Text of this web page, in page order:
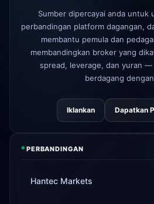
AvaTrade
lesen
hilang
Tickmillkelajuan
24 jam
Sumber dipercayai anda untuk
perbandingan platform dagangan,
membantu pemula dan
membandingkan broker yang
spread, leverage, dan yuran —
berdagang
Iklankan Dapatkan
*PERBANDINGAN
Hantec Markets